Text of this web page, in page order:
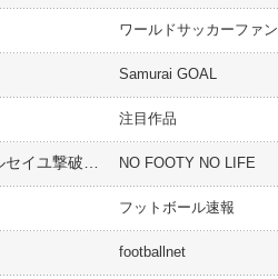
ワールドサッカーファン
Samurai GOAL
注目作品
NO FOOTY NO LIFE
フットボール速報
footballnet